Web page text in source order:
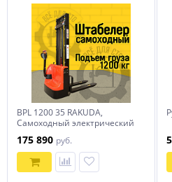
BPL 1200 35 RAKUDA,
Самоходный электрический
высота подъема 3500 мм,
АКБ AGM 2*12в, зарядное
устройство 24в/10а,
контроллер Curtis
175 890 руб.